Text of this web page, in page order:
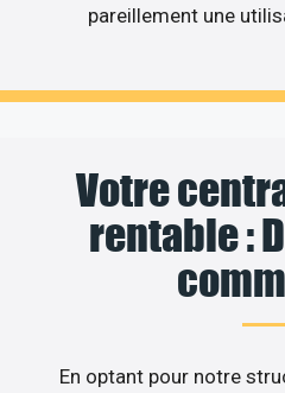
pareillement une
Votre
rentable :
En optant pour notre